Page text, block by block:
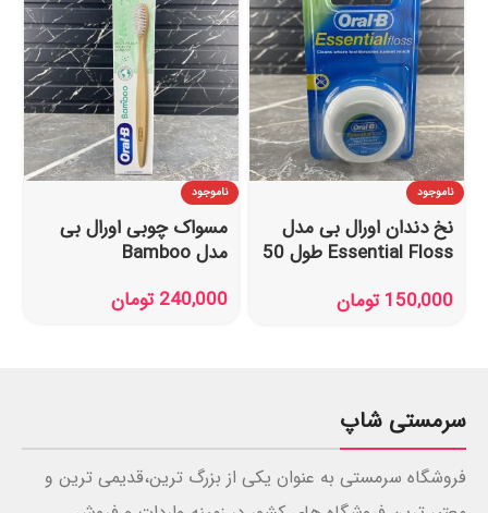
ناموجود
نخ دندان اورال بی مدل
Essential Floss طول 50
150,000 تومان
ناموجود
مسواک چوبی اورال بی
مدل Bamboo
240,000 تومان
سرمستی شاپ
فروشگاه سرمستی به عنوان یکی از بزرگ ترین،قدیمی ترین و